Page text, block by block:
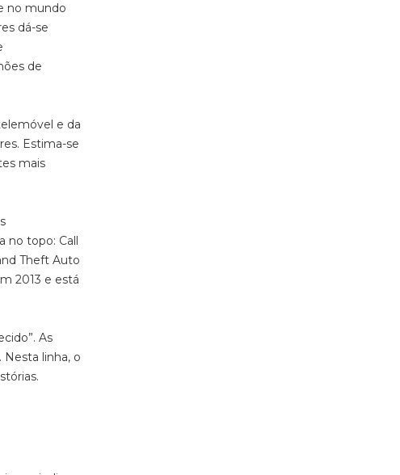
no mundo
dá-se
de
e da
Estima-se
mais
no topo: Call
Theft Auto
2013 e está
As
linha, o